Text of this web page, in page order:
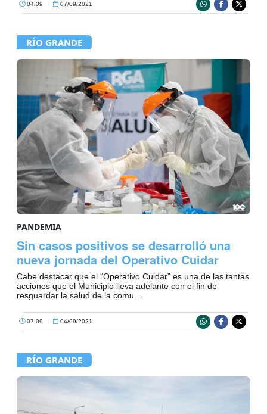
04:09 | 07/09/2021
RÍO GRANDE
PANDEMIA
Sin casos positivos se desarrolló una
nueva jornada del Operativo Cuidar
Cabe destacar que el “Operativo Cuidar” es una de las tantas
acciones que el Municipio lleva adelante con el fin de
resguardar la salud de la comu ...
07:09 | 04/09/2021
RÍO GRANDE